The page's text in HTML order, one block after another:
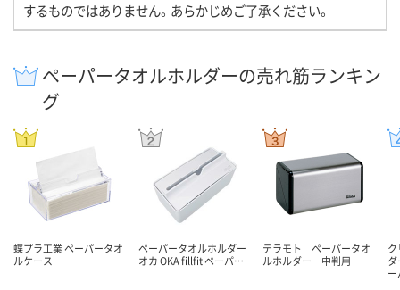
するものではありません。あらかじめご了承ください。
ペーパータオルホルダーの売れ筋ランキン
グ
蝶プラ工業 ペーパータオ
ルケース
ペーパータオルホルダー
オカ OKA fillfit ペーパ…
テラモト ペーパータオ
ルホルダー 中判用